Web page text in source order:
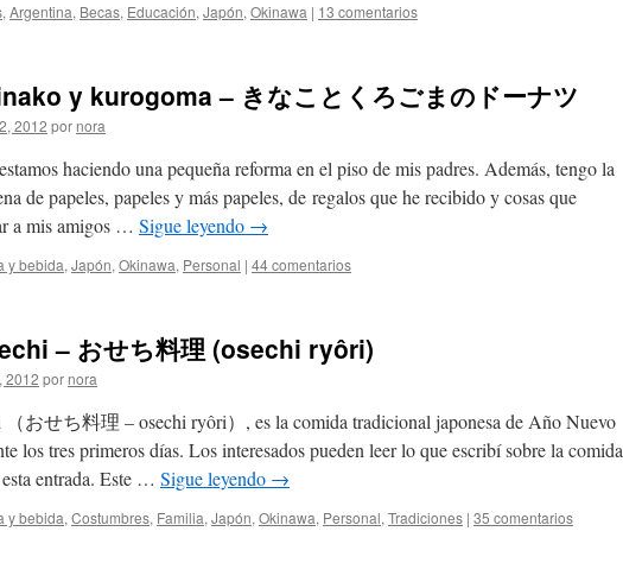
, Argentina, Becas, Educación, Japón, Okinawa | 13 comentarios
y kurogoma – きなことくろごまのドーナツ
2012 por nora
haciendo una pequeña reforma en el piso de mis padres. Además, tengo la
de papeles, papeles y más papeles, de regalos que he recibido y cosas que
a mis amigos … Sigue leyendo →
y bebida, Japón, Okinawa, Personal | 44 comentarios
– おせち料理 (osechi ryôri)
2012 por nora
（おせち料理 – osechi ryôri）, es la comida tradicional japonesa de Año Nuevo
los tres primeros días. Los interesados pueden leer lo que escribí sobre la comida
entrada. Este … Sigue leyendo →
y bebida, Costumbres, Familia, Japón, Okinawa, Personal, Tradiciones | 35 comentarios